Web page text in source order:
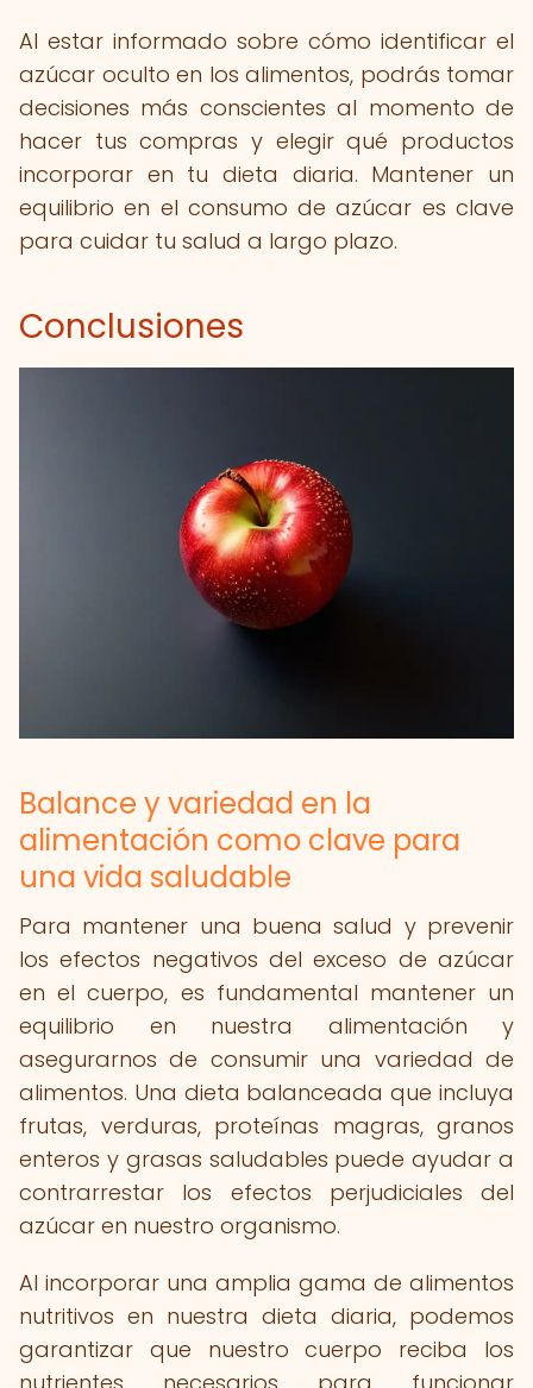
Al estar informado sobre cómo identificar el
azúcar oculto en los alimentos, podrás tomar
decisiones más conscientes al momento de
hacer tus compras y elegir qué productos
incorporar en tu dieta diaria. Mantener un
equilibrio en el consumo de azúcar es clave
para cuidar tu salud a largo plazo.
Conclusiones
Balance y variedad en la
alimentación como clave para
una vida saludable
Para mantener una buena salud y prevenir
los efectos negativos del exceso de azúcar
en el cuerpo, es fundamental mantener un
equilibrio en nuestra alimentación y
asegurarnos de consumir una variedad de
alimentos. Una dieta balanceada que incluya
frutas, verduras, proteínas magras, granos
enteros y grasas saludables puede ayudar a
contrarrestar los efectos perjudiciales del
azúcar en nuestro organismo.
Al incorporar una amplia gama de alimentos
nutritivos en nuestra dieta diaria, podemos
garantizar que nuestro cuerpo reciba los